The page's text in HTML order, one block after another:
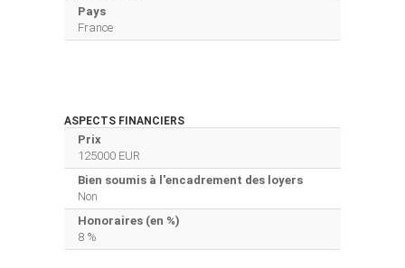
Pays
France
ASPECTS FINANCIERS
Prix
125000 EUR
Bien soumis à l'encadrement des loyers
Non
Honoraires (en %)
8 %